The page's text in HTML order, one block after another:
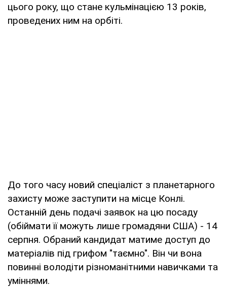
цього року, що стане кульмінацією 13 років,
проведених ним на орбіті.
До того часу новий спеціаліст з планетарного
захисту може заступити на місце Конлі.
Останній день подачі заявок на цю посаду
(обіймати її можуть лише громадяни США) - 14
серпня. Обраний кандидат матиме доступ до
матеріалів під грифом "таємно". Він чи вона
повинні володіти різноманітними навичками та
уміннями.